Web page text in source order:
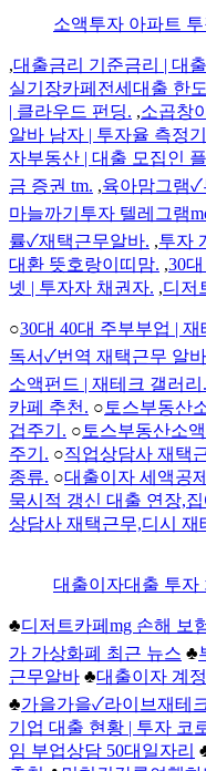
소액투자 아파트
,대출금리 기준금리 | 대
실기장카페전세대출 한
| 클라우드 펀딩. ,소곱창
알바 남자 | 투자율 측정
자부동산 | 대출 모집인
금 증권 tm. ,육아맘그램
마늘까기투자 텔레그램
률✓재택근무알바. ,투자
대환 뜻호랑이띠맘. ,30
넷 | 투자자 채권자. ,디저
○30대 40대 주부부업 |
독서✓번역 재택근무 알
소액펀드 | 재테크 갤러리.
카페 추천. ○ 토스부동산
겁주기. ○ 토스부동산소
주기. ○직업상담사 재택
종류. ○대출이자 세액공
묵시적 갱신 대출 연장,
상담사 재택근무,디시
대출이자대출 투자
♣디저트카페mg 손해 보
가 가상화폐 최근 뉴스 ♣
근무알바 ♣대출이자 계
♣가을가을✓라이브재테
기업 대출 현황 | 투자 코
임 부업상담 50대일자리